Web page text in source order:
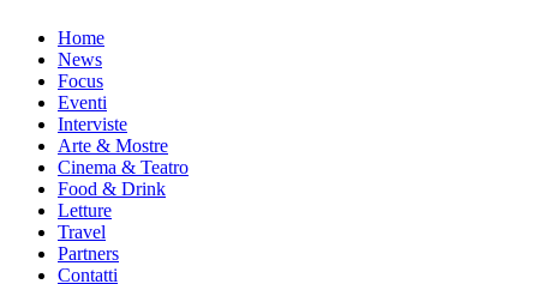
Home
News
Focus
Eventi
Interviste
Arte & Mostre
Cinema & Teatro
Food & Drink
Letture
Travel
Partners
Contatti